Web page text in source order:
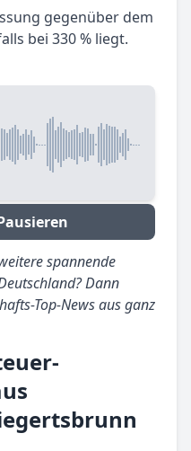
gegenüber dem
bei 330 % liegt.
spannende
Dann
Top-News aus ganz